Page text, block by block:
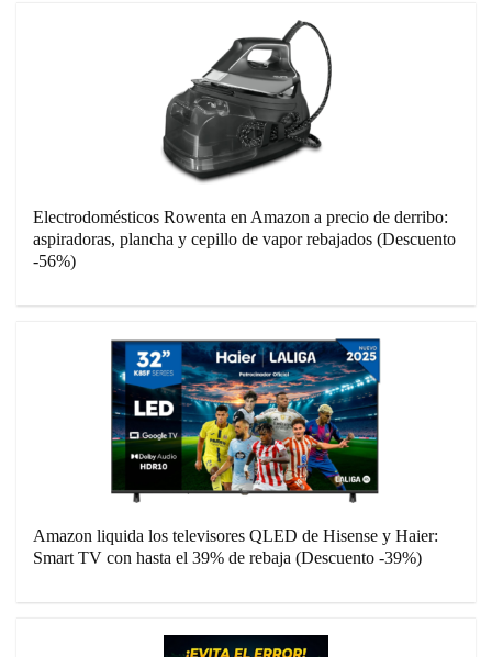
Electrodomésticos Rowenta en Amazon a precio de derribo:
aspiradoras, plancha y cepillo de vapor rebajados (Descuento
-56%)
Amazon liquida los televisores QLED de Hisense y Haier:
Smart TV con hasta el 39% de rebaja (Descuento -39%)